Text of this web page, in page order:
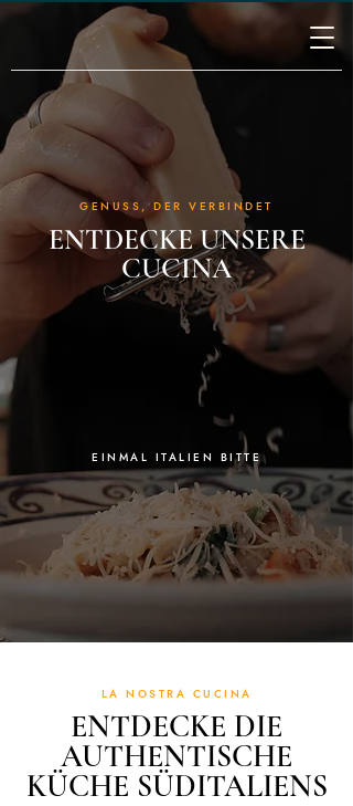
GENUSS, DER VERBINDET
ENTDECKE UNSERE
CUCINA
EINMAL ITALIEN BITTE
LA NOSTRA CUCINA
ENTDECKE DIE
AUTHENTISCHE
KÜCHE SÜDITALIENS